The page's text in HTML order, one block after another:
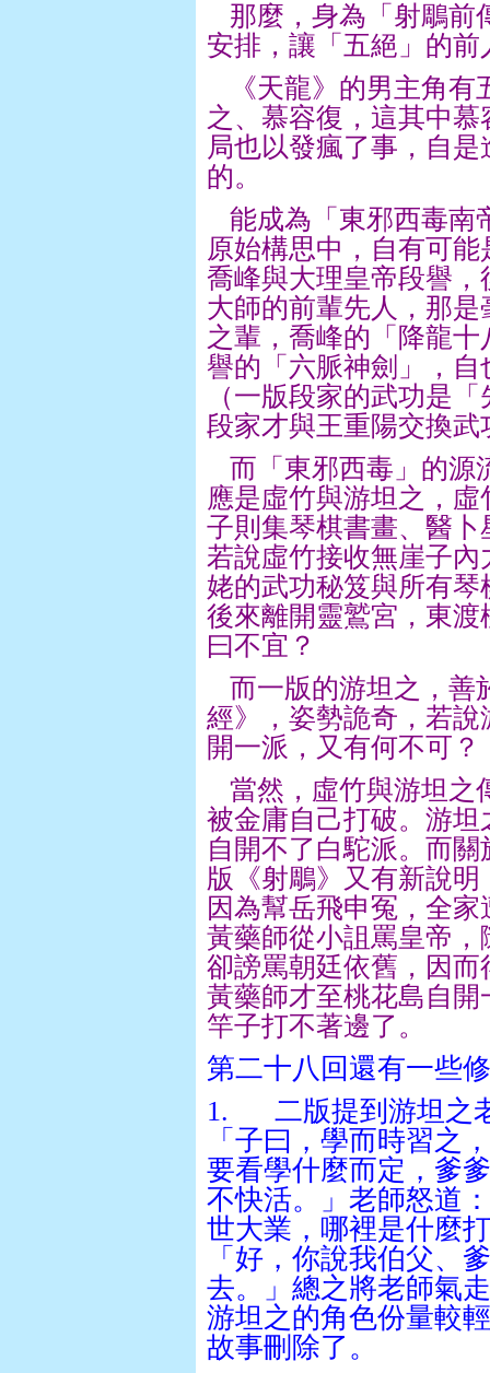
那麼，身為「射鵰前
安排，讓「五絕」的
《天龍》的男主角有
之、慕容復，這其中
局也以發瘋了事，自
的。
能成為「東邪西毒南
原始構思中，自有可
喬峰與大理皇帝段譽
大師的前輩先人，那
之輩，喬峰的「降龍
譽的「六脈神劍」，
（一版段家的武功是
段家才與王重陽交換
而「東邪西毒」的源
應是虛竹與游坦之，
子則集琴棋書畫、醫
若說虛竹接收無崖子
姥的武功秘笈與所有
後來離開靈鷲宮，東
曰不宜？
而一版的游坦之，善
經》，姿勢詭奇，若
開一派，又有何不可？
當然，虛竹與游坦之
被金庸自己打破。游
自開不了白駝派。而
版《射鵰》又有新說明
因為幫岳飛申冤，全
黃藥師從小詛罵皇帝
卻謗罵朝廷依舊，因
黃藥師才至桃花島自
竿子打不著邊了。
第二十八回還有一些
1.
二版提到游坦之
「子曰，學而時習之
要看學什麼而定，爹
不快活。」老師怒道
世大業，哪裡是什麼
「好，你說我伯父、
去。」總之將老師氣
游坦之的角色份量較
故事刪除了。